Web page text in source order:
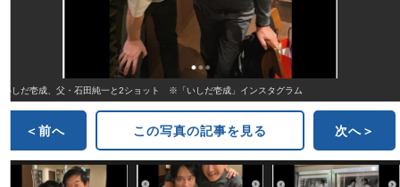
いしだ壱成、父・石田純一と2ショット ※「いしだ壱成」インスタグラム
＜前へ この写真の記事を見る 次へ＞